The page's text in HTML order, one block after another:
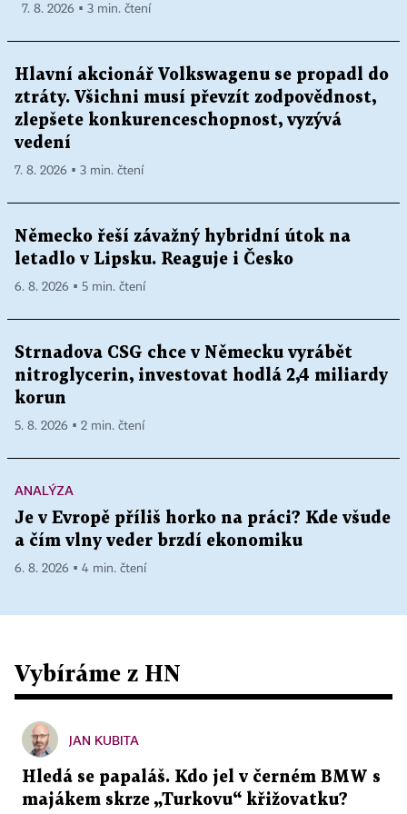
7. 8. 2026 ▪ 3 min. čtení
Hlavní akcionář Volkswagenu se propadl do
ztráty. Všichni musí převzít zodpovědnost,
zlepšete konkurenceschopnost, vyzývá
vedení
7. 8. 2026 ▪ 3 min. čtení
Německo řeší závažný hybridní útok na
letadlo v Lipsku. Reaguje i Česko
6. 8. 2026 ▪ 5 min. čtení
Strnadova CSG chce v Německu vyrábět
nitroglycerin, investovat hodlá 2,4 miliardy
korun
5. 8. 2026 ▪ 2 min. čtení
ANALÝZA
Je v Evropě příliš horko na práci? Kde všude
a čím vlny veder brzdí ekonomiku
6. 8. 2026 ▪ 4 min. čtení
Vybíráme z HN
JAN KUBITA
Hledá se papaláš. Kdo jel v černém BMW s
majákem skrze „Turkovu“ křižovatku?